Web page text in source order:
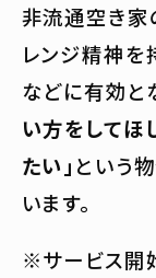
非流通空き家
レンジ精神を
などに有効と
い方をしてほ
たい」 という
います。
※サービス開